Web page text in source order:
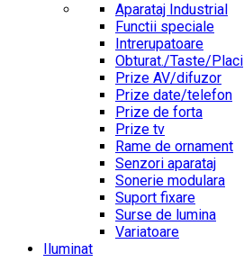
Aparataj Industrial
Functii speciale
Intrerupatoare
Obturat./Taste/Placi
Prize AV/difuzor
Prize date/telefon
Prize de forta
Prize tv
Rame de ornament
Senzori aparataj
Sonerie modulara
Suport fixare
Surse de lumina
Variatoare
Iluminat